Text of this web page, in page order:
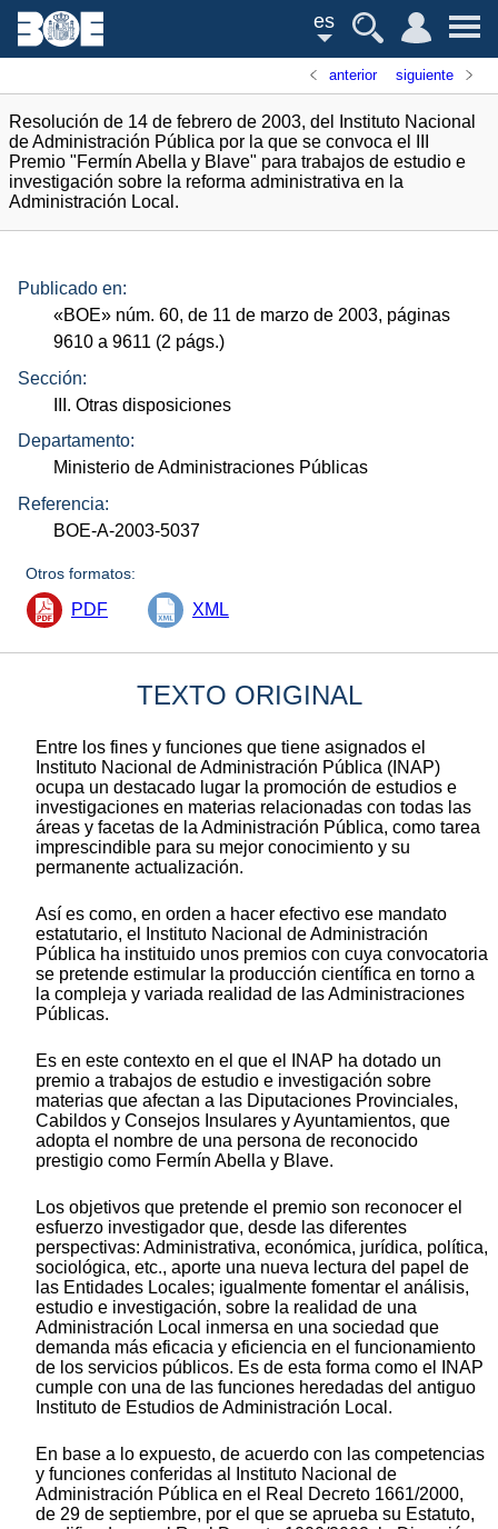
es
anterior siguiente
Resolución de 14 de febrero de 2003, del Instituto Nacional
de Administración Pública por la que se convoca el III
Premio "Fermín Abella y Blave" para trabajos de estudio e
investigación sobre la reforma administrativa en la
Administración Local.
Publicado en:
«BOE» núm. 60, de 11 de marzo de 2003, páginas
9610 a 9611 (2 págs.)
Sección:
III. Otras disposiciones
Departamento:
Ministerio de Administraciones Públicas
Referencia:
BOE-A-2003-5037
Otros formatos:
PDF XML
TEXTO ORIGINAL
Entre los fines y funciones que tiene asignados el
Instituto Nacional de Administración Pública (INAP)
ocupa un destacado lugar la promoción de estudios e
investigaciones en materias relacionadas con todas las
áreas y facetas de la Administración Pública, como tarea
imprescindible para su mejor conocimiento y su
permanente actualización.
Así es como, en orden a hacer efectivo ese mandato
estatutario, el Instituto Nacional de Administración
Pública ha instituido unos premios con cuya convocatoria
se pretende estimular la producción científica en torno a
la compleja y variada realidad de las Administraciones
Públicas.
Es en este contexto en el que el INAP ha dotado un
premio a trabajos de estudio e investigación sobre
materias que afectan a las Diputaciones Provinciales,
Cabildos y Consejos Insulares y Ayuntamientos, que
adopta el nombre de una persona de reconocido
prestigio como Fermín Abella y Blave.
Los objetivos que pretende el premio son reconocer el
esfuerzo investigador que, desde las diferentes
perspectivas: Administrativa, económica, jurídica, política,
sociológica, etc., aporte una nueva lectura del papel de
las Entidades Locales; igualmente fomentar el análisis,
estudio e investigación, sobre la realidad de una
Administración Local inmersa en una sociedad que
demanda más eficacia y eficiencia en el funcionamiento
de los servicios públicos. Es de esta forma como el INAP
cumple con una de las funciones heredadas del antiguo
Instituto de Estudios de Administración Local.
En base a lo expuesto, de acuerdo con las competencias
y funciones conferidas al Instituto Nacional de
Administración Pública en el Real Decreto 1661/2000,
de 29 de septiembre, por el que se aprueba su Estatuto,